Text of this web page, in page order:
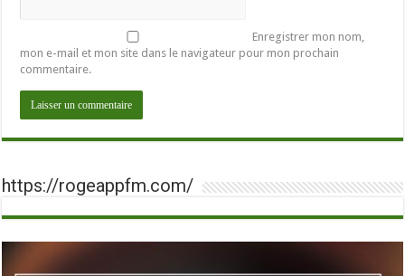
Enregistrer mon nom,
mon e-mail et mon site dans le navigateur pour mon prochain
commentaire.
https://rogeappfm.com/